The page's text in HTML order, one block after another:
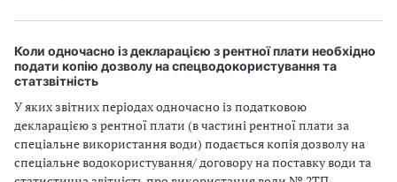
Коли одночасно із декларацією з рентної плати необхідно
подати копію дозволу на спецводокористування та
статзвітність
У яких звітних періодах одночасно із податковою
декларацією з рентної плати (в частині рентної плати за
спеціальне використання води) подається копія дозволу на
спеціальне водокористування/ договору на поставку води та